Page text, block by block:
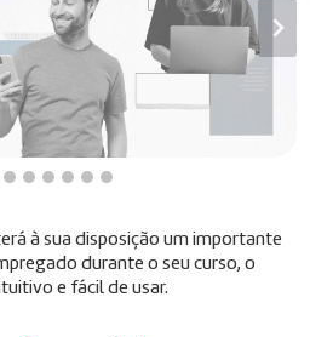
à sua disposição um importante
durante o seu curso, o
e fácil de usar.